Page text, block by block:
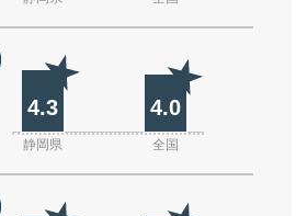
4.3 4.0
静岡県 全国